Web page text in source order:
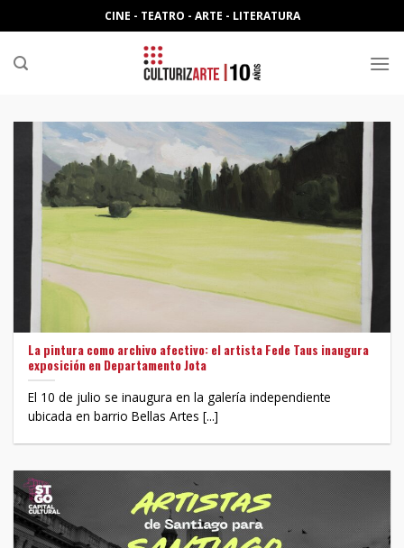
to
content
CINE - TEATRO - ARTE - LITERATURA
La pintura como archivo afectivo: el artista Fede Taus inaugura
exposición en Departamento Jota
El 10 de julio se inaugura en la galería independiente
ubicada en barrio Bellas Artes [...]